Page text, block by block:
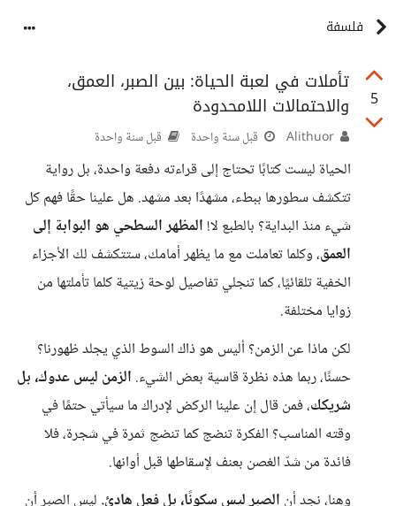
فلسفة
5
تأملات في لعبة الحياة: بين الصبر، العمق،
والاحتمالات اللامحدودة
قبل سنة واحدة قبل سنة واحدة
الحياة ليست كتابًا تحتاج إلى قراءته دفعة واحدة، بل رواية
تتكشف سطورها ببطء، مشهدًا بعد مشهد. هل علينا حقًا فهم كل
شيء منذ البداية؟ بالطبع لا! المظهر السطحي هو البوابة إلى
العمق، وكلما تعاملت مع ما يظهر أمامك، ستتكشف لك الأجزاء
الخفية تلقائيًا، كما تنجلي تفاصيل لوحة زيتية كلما تأملتها من
زوايا مختلفة.
لكن ماذا عن الزمن؟ أليس هو ذاك السوط الذي يجلد ظهورنا؟
حسنًا، ربما هذه نظرة قاسية بعض الشيء. الزمن ليس عدوك، بل
شريكك، فمن قال إن علينا الركض لإدراك ما سيأتي حتمًا في
وقته المناسب؟ الفكرة تنضج كما تنضج ثمرة في شجرة، فلا
فائدة من شدّ الغصن بعنف لإسقاطها قبل أوانها.